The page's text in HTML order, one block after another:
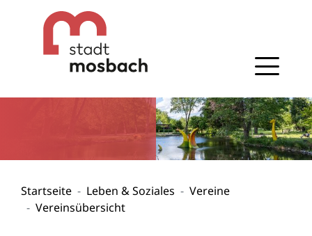
Gehe zum Navigationsbereich
Gehe zum Inhalt
Startseite Leben & Soziales
Vereine
Vereinsübersicht